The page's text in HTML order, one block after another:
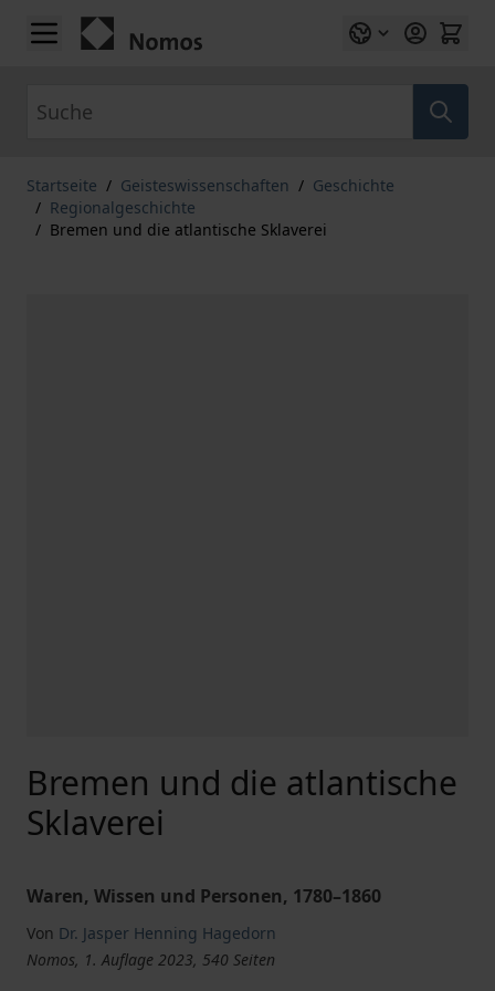
Zum Inhalt springen
Startseite / Geisteswissenschaften / Geschichte
/ Regionalgeschichte
/ Bremen und die atlantische Sklaverei
Bremen und die atlantische
Sklaverei
Waren, Wissen und Personen, 1780–1860
Von Dr. Jasper Henning Hagedorn
Nomos, 1. Auflage 2023, 540 Seiten